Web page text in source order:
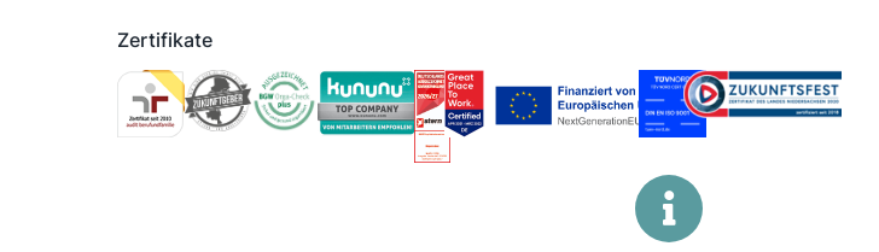
Zertifikate